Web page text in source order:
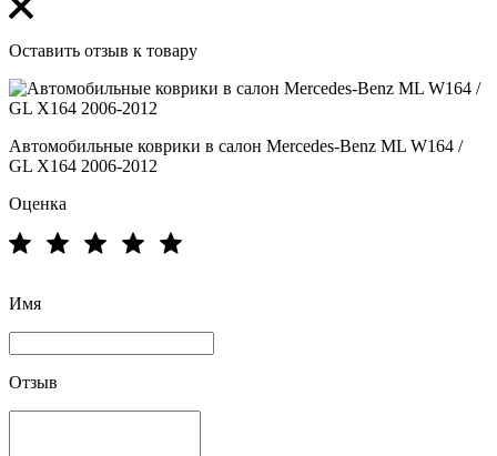
Оставить отзыв к товару
Автомобильные коврики в салон Mercedes-Benz ML W164 /
GL Х164 2006-2012
Оценка
Имя
Отзыв